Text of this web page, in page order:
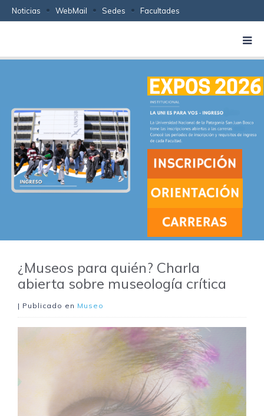
Noticias WebMail Sedes Facultades
¿Museos para quién? Charla
abierta sobre museología crítica
| Publicado en Museo